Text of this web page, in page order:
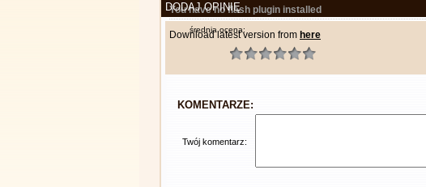
You have no flash plugin installed
Download latest version from here
DODAJ OPINIĘ
średnia ocena:
KOMENTARZE:
Twój komentarz: